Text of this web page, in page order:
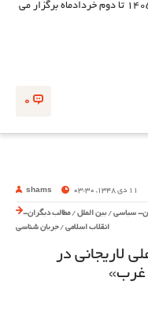
اردیبهشت‌ماه سال ۱۴۰۵ تا دوم خردادماه برگزار می
0
shams 11 دی 1348, 03:30
سیاسی /بین الملل /مطالب دیگران-
انقلاب اسلامی /جریان شناسی
لاریجانی در
غرب»